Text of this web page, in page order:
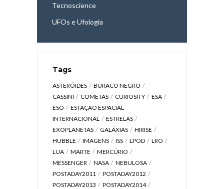
Tecnoscience
UFOs e Ufologia
Tags
ASTERÓIDES
BURACO NEGRO
CASSINI
COMETAS CURIOSITY
ESA
ESO
ESTAÇÃO ESPACIAL
INTERNACIONAL
ESTRELAS
EXOPLANETAS
GALÁXIAS
HIRISE
HUBBLE
IMAGENS ISS LPOD
LRO
LUA
MARTE
MERCÚRIO
MESSENGER
NASA
NEBULOSA
POSTADAY2011
POSTADAY2012
POSTADAY2013
POSTADAY2014